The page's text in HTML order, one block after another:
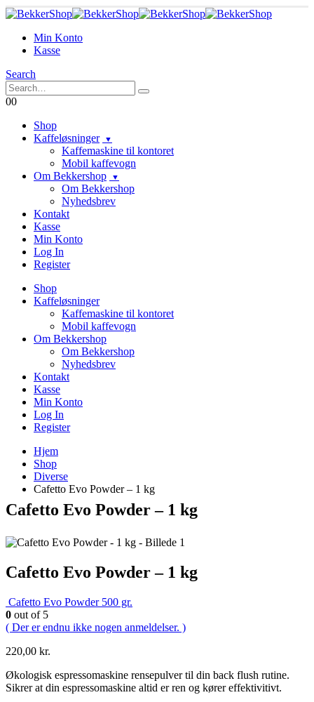
Min Konto
Kasse
Search
00
Shop
Kaffeløsninger
Kaffemaskine til kontoret
Mobil kaffevogn
Om Bekkershop
Om Bekkershop
Nyhedsbrev
Kontakt
Kasse
Min Konto
Log In
Register
Shop
Kaffeløsninger
Kaffemaskine til kontoret
Mobil kaffevogn
Om Bekkershop
Om Bekkershop
Nyhedsbrev
Kontakt
Kasse
Min Konto
Log In
Register
Hjem
Shop
Diverse
Cafetto Evo Powder – 1 kg
Cafetto Evo Powder – 1 kg
Cafetto Evo Powder – 1 kg
Cafetto Evo Powder 500 gr.
0 out of 5
( Der er endnu ikke nogen anmeldelser. )
220,00 kr.
Økologisk espressomaskine rensepulver til din back flush rutine.
Sikrer at din espressomaskine altid er ren og kører effektivitivt.